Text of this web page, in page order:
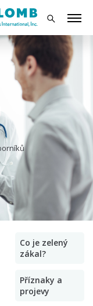
Co je zelený
zákal?
Příznaky a
projevy